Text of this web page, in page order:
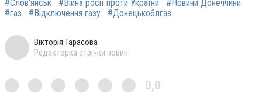
#Слов'янськ #Війна росії проти України
#Новини Донеччини
#газ
#Відключення газу #Донецькоблгаз
Вікторія Тарасова
Редакторка стрічки новин
0,0